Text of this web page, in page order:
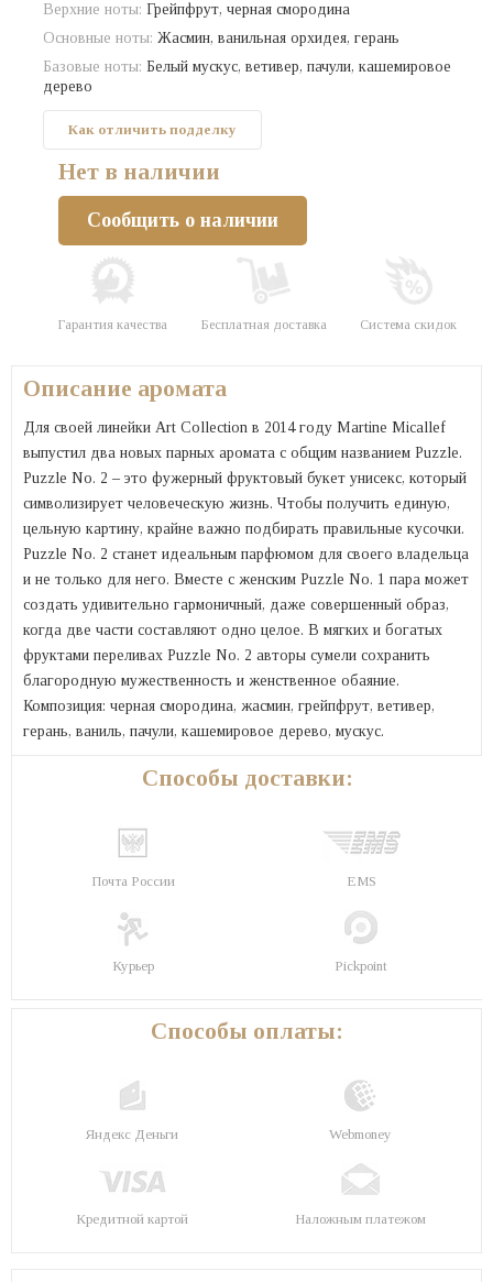
Как отличить подделку
Верхние ноты: Грейпфрут, черная смородина
Основные ноты: Жасмин, ванильная орхидея, герань
Базовые ноты: Белый мускус, ветивер, пачули, кашемировое
дерево
Нет в наличии
Сообщить о наличии
Гарантия качества Бесплатная доставка Система скидок
Описание аромата
Для своей линейки Art Collection в 2014 году Martine Micallef
выпустил два новых парных аромата с общим названием Puzzle.
Puzzle No. 2 – это фужерный фруктовый букет унисекс, который
символизирует человеческую жизнь. Чтобы получить единую,
цельную картину, крайне важно подбирать правильные кусочки.
Puzzle No. 2 станет идеальным парфюмом для своего владельца
и не только для него. Вместе с женским Puzzle No. 1 пара может
создать удивительно гармоничный, даже совершенный образ,
когда две части составляют одно целое. В мягких и богатых
фруктами переливах Puzzle No. 2 авторы сумели сохранить
благородную мужественность и женственное обаяние.
Композиция: черная смородина, жасмин, грейпфрут, ветивер,
герань, ваниль, пачули, кашемировое дерево, мускус.
Способы доставки:
Почта России EMS
Курьер Pickpoint
Способы оплаты:
Яндекс Деньги Webmoney
Кредитной картой Наложным платежом